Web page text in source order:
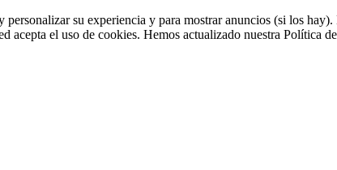
su experiencia y para mostrar anuncios (si los
acepta el uso de cookies. Hemos actualizado nuestra Política